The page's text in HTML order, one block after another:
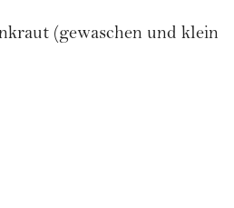
(gewaschen und klein